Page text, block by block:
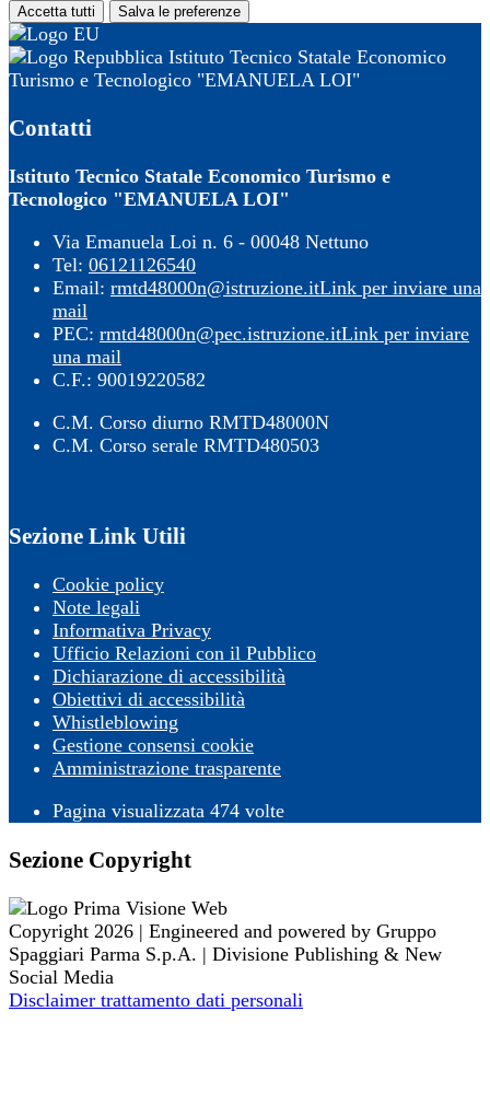
Accetta tutti Salva le preferenze
Istituto Tecnico Statale Economico
Turismo e Tecnologico "EMANUELA LOI"
Contatti
Istituto Tecnico Statale Economico Turismo e
Tecnologico "EMANUELA LOI"
Via Emanuela Loi n. 6 - 00048 Nettuno
Tel: 06121126540
Email: rmtd48000n@istruzione.itLink per inviare una
mail
PEC: rmtd48000n@pec.istruzione.itLink per inviare
una mail
C.F.: 90019220582
C.M. Corso diurno RMTD48000N
C.M. Corso serale RMTD480503
Sezione Link Utili
Cookie policy
Note legali
Informativa Privacy
Ufficio Relazioni con il Pubblico
Dichiarazione di accessibilità
Obiettivi di accessibilità
Whistleblowing
Gestione consensi cookie
Amministrazione trasparente
Pagina visualizzata 474 volte
Sezione Copyright
Copyright 2026 | Engineered and powered by Gruppo
Spaggiari Parma S.p.A. | Divisione Publishing & New
Social Media
Disclaimer trattamento dati personali